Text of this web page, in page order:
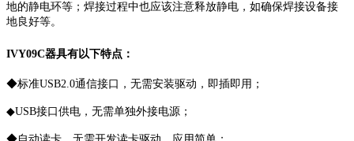
地的静电环等；焊接过程中也应该注意释放静电，如确保焊接设备接
地良好等。
IVY09C器具有以下特点：
◆标准USB2.0通信接口，无需安装驱动，即插即用；
◆USB接口供电，无需单独外接电源；